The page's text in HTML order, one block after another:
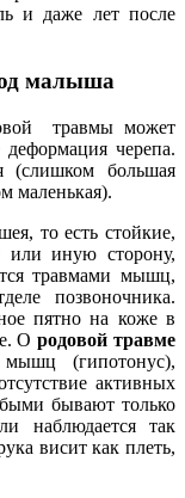
и даже лет после
малыша
травмы может
деформация черепа.
(слишком большая
маленькая).
то есть стойкие,
или иную сторо­ну,
травмами мышц,
позвоночни­ка.
пятно на коже в
Ородовой травме
(гипотонус),
активных
бывают только
наблю­дается так
висит как плеть,